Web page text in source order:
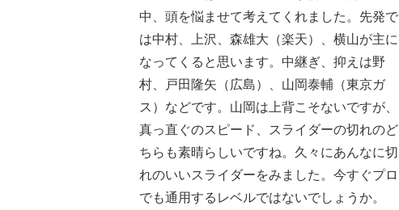
中、頭を悩ませて考えてくれました。先発で
は中村、上沢、森雄大（楽天）、横山が主に
なってくると思います。中継ぎ、抑えは野
村、戸田隆矢（広島）、山岡泰輔（東京ガ
ス）などです。山岡は上背こそないですが、
真っ直ぐのスピード、スライダーの切れのど
ちらも素晴らしいですね。久々にあんなに切
れのいいスライダーをみました。今すぐプロ
でも通用するレベルではないでしょうか。